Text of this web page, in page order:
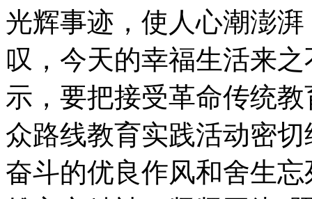
光辉事迹，使人心潮澎
叹，今天的幸福生活来
示，要把接受革命传统
众路线教育实践活动密
奋斗的优良作风和舍生